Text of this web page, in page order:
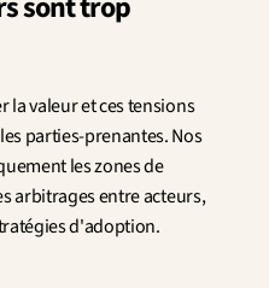
la valeur et ces tensions
parties-prenantes. Nos
les zones de
arbitrages entre acteurs,
d'adoption.